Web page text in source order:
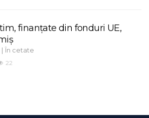
finanțate din fonduri UE,
| În cetate
22